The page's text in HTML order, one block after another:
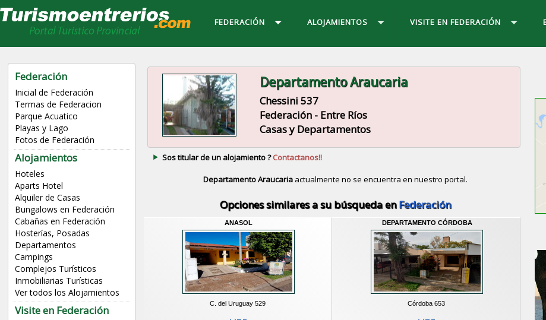
FEDERACIÓN ALOJAMIENTOS VISITE EN FEDERACIÓN
Federación
Inicial de Federación
Termas de Federacion
Parque Acuatico
Playas y Lago
Fotos de Federación
Alojamientos
Hoteles
Aparts Hotel
Alquiler de Casas
Bungalows en Federación
Cabañas en Federación
Hosterías, Posadas
Departamentos
Campings
Complejos Turísticos
Inmobiliarias Turísticas
Ver todos los Alojamientos
Visite en Federación
Departamento Araucaria
Chessini 537
Federación - Entre Ríos
Casas y Departamentos
Sos titular de un alojamiento ?Contactanos!!
Departamento Araucariaactualmente no se encuentra en nuestro portal.
Opciones similares a su búsqueda enFederación
ANASOL
C. del Uruguay 529
DEPARTAMENTO CÓRDOBA
Córdoba 653